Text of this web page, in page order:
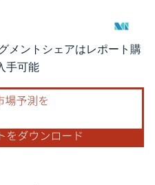
CC BY 4.0の表示が必要です。
メントシェアはレポート購
手可能